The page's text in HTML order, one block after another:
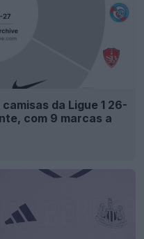
da Ligue 1 26-
com 9 marcas a